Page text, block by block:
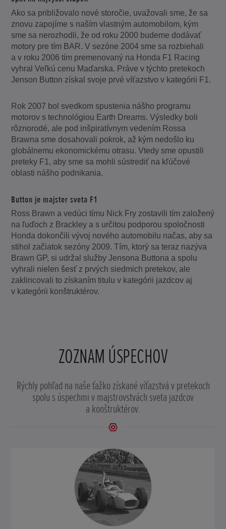
Ako sa približovalo nové storočie, uvažovali sme, že sa
znovu zapojíme s naším vlastným automobilom, kým
sme sa nerozhodli, že od roku 2000 budeme dodávať
motory pre tím BAR. V sezóne 2004 sme sa rozbiehali
a v roku 2006 tím premenovaný na Honda F1 Racing
vyhral Veľkú cenu Maďarska. Práve v týchto pretekoch
Jenson Button získal svoje prvé víťazstvo v kategórii F1.
Rok 2007 bol svedkom spustenia nášho programu
motorov s technológiou Earth Dreams. Výsledky boli
rôznorodé, ale pod inšpiratívnym vedením Rossa
Brawna sme dosahovali pokrok, až kým nedošlo ku
globálnemu ekonomickému otrasu. Vtedy sme opustili
preteky F1, aby sme sa mohli sústrediť na kľúčové
oblasti nášho podnikania.
Button je majster sveta F1
Ross Brawn a vedúci tímu Nick Fry zostavili tím založený
na ľuďoch z Brackley a s určitou podporou spoločnosti
Honda dokončili vývoj nového automobilu načas, aby sa
stihol začiatok sezóny 2009. Tím, ktorý sa teraz nazýva
Brawn GP, si udržal služby Jensona Buttona a spolu
vyhrali nielen šesť z prvých siedmich pretekov, ale
zaklincovali to získaním titulu v kategórii jazdcov aj
v kategórii konštruktérov.
ZOZNAM ÚSPECHOV
Rýchly pohľad na naše ťažko získané víťazstvá v pretekoch
spolu s úspechmi v majstrovstvách sveta jazdcov
a konštruktérov.